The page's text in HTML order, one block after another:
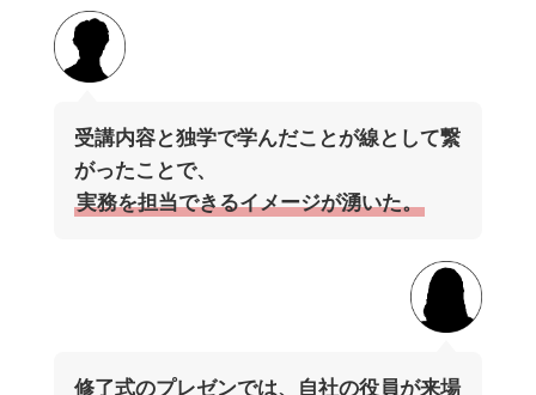
受講内容と独学で学んだことが線として繋
がったことで、
実務を担当できるイメージが湧いた。
修了式のプレゼンでは、自社の役員が来場